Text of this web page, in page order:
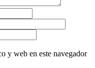
y web en este navegador